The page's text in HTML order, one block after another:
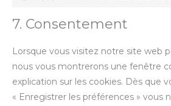
7. Consentement
Lorsque vous visitez notre site web
nous vous montrerons une fenêtre
explication sur les cookies. Dès que
« Enregistrer les préférences » vous